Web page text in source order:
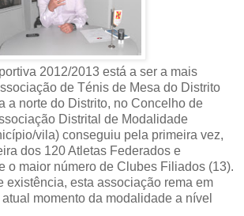
2012/2013 está a ser a mais
de Ténis de Mesa do Distrito
a norte do Distrito, no Concelho de
Distrital de Modalidade
vila) conseguiu pela primeira vez,
dos 120 Atletas Federados e
o maior número de Clubes Filiados (13).
existência, esta associação rema em
momento da modalidade a nível